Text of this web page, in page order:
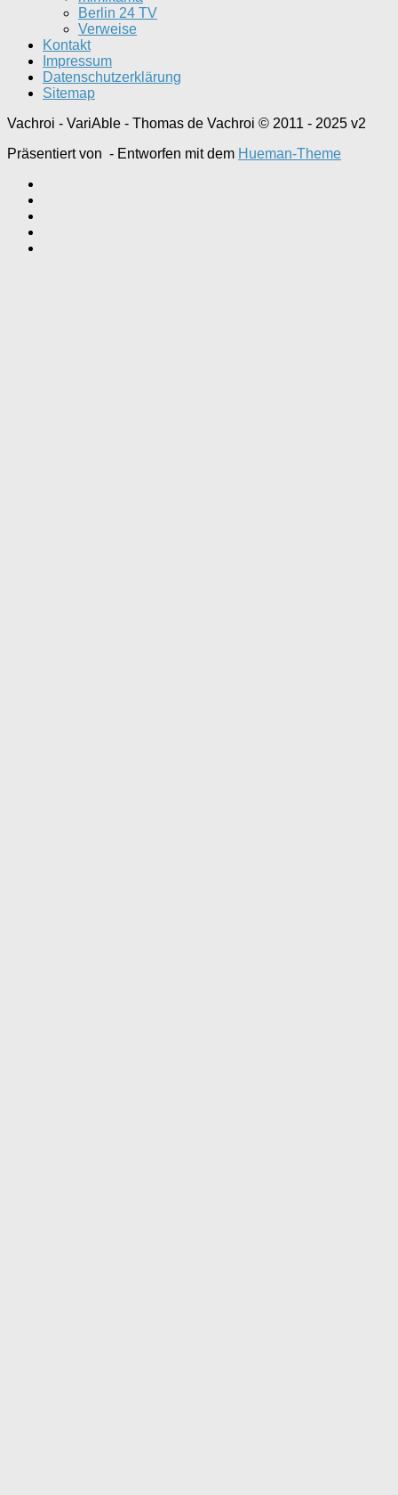
Berlin 24 TV
Verweise
Kontakt
Impressum
Datenschutzerklärung
Sitemap
Vachroi - VariAble - Thomas de Vachroi © 2011 - 2025 v2
Präsentiert von - Entworfen mit dem Hueman-Theme